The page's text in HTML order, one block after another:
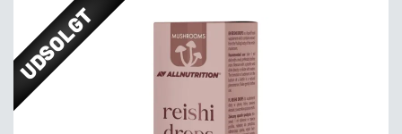
UDSOLGT